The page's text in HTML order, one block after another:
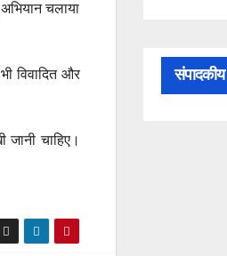
चलाया
विवादित और
चाहिए।
संपादकीय